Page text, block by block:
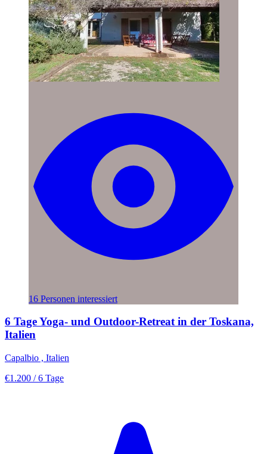
16 Personen interessiert
6 Tage Yoga- und Outdoor-Retreat in der Toskana,
Italien
Capalbio , Italien
€1.200 / 6 Tage